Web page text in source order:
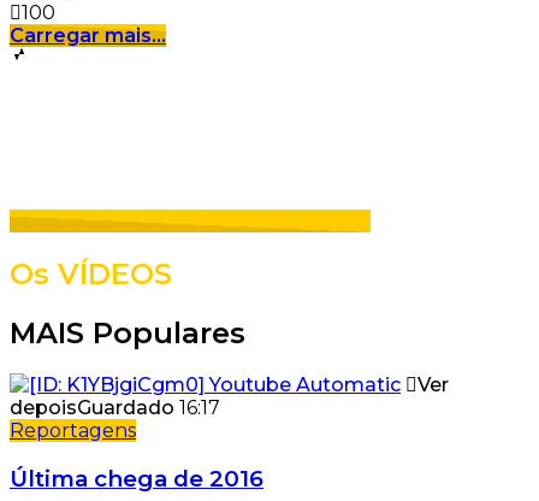
100
Carregar mais...
Os VÍDEOS
MAIS Populares
Ver
depoisGuardado 16:17
Reportagens
Última chega de 2016